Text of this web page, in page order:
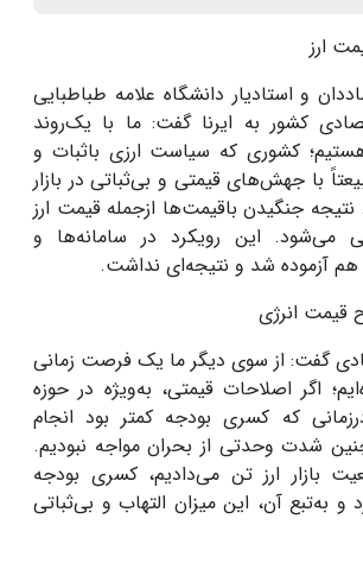
ارز
و استادیار دانشگاه علامه طباطبایی
کشور به ایرنا گفت: ما با یک‌روند
کشوری که سیاست ارزی باثبات و
با جهش‌های قیمتی و بی‌ثباتی در بازار
. نتیجه جنگیدن باقیمت‌ها ازجمله قیمت ارز
می‌شود. این رویکرد در سامانه‌ها و
آزموده شد و نتیجه‌ای نداشت.
قیمت انرژی
گفت: از سوی دیگر ما یک فرصت زمانی
اگر اصلاحات قیمتی، به‌ویژه در حوزه
که کسری بودجه کمتر بود انجام
شدت وحدتی از بحران مواجه نبودیم.
بازار ارز تن می‌دادیم، کسری بودجه
به‌تبع آن، این میزان التهاب و بی‌ثباتی